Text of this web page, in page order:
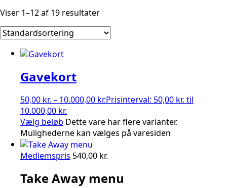
Viser 1–12 af 19 resultater
Gavekort
50,00 kr. – 10.000,00 kr.Prisinterval: 50,00 kr. til
10.000,00 kr.
Vælg beløb Dette vare har flere varianter.
Mulighederne kan vælges på varesiden
Medlemspris 540,00 kr.
Take Away menu